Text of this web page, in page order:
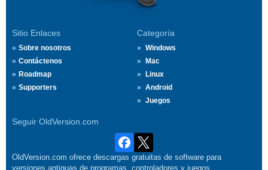
Sitio Enlaces
Sobre nosotros
Contáctenos
Roadmap
Supporters
Categoría
Windows
Mac
Linux
Android
Juegos
Seguir OldVersion.com
OldVersion.com ofrece descargas gratuitas de software para
versiones antiguas de programas, controladores y juegos.